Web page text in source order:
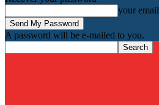
your email
A password will be e-mailed to you.